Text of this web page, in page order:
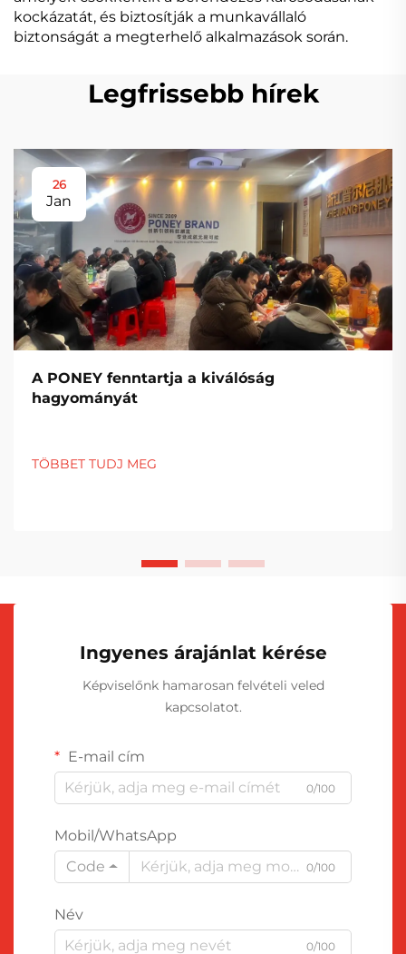
kockázatát, és biztosítják a munkavállaló
biztonságát a megterhelő alkalmazások során.
Legfrissebb hírek
26
Jan
A PONEY fenntartja a kiválóság
hagyományát
TÖBBET TUDJ MEG
Ingyenes árajánlat kérése
Képviselőnk hamarosan felvételi veled
kapcsolatot.
E-mail cím
0/100
Mobil/WhatsApp
Code
0/100
Név
0/100